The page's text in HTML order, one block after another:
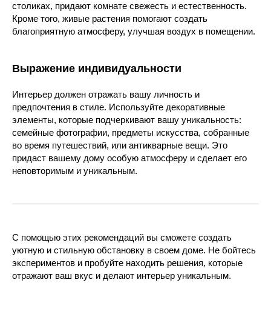
столиках, придают комнате свежесть и естественность.
Кроме того, живые растения помогают создать
благоприятную атмосферу, улучшая воздух в помещении.
Выражение индивидуальности
Интерьер должен отражать вашу личность и
предпочтения в стиле. Используйте декоративные
элементы, которые подчеркивают вашу уникальность:
семейные фотографии, предметы искусства, собранные
во время путешествий, или антикварные вещи. Это
придаст вашему дому особую атмосферу и сделает его
неповторимым и уникальным.
С помощью этих рекомендаций вы сможете создать
уютную и стильную обстановку в своем доме. Не бойтесь
экспериментов и пробуйте находить решения, которые
отражают ваш вкус и делают интерьер уникальным.